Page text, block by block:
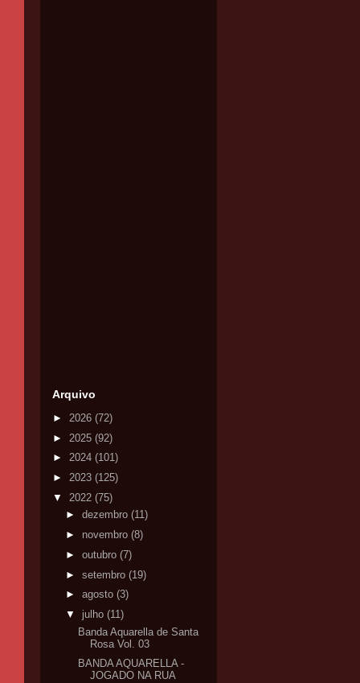
Arquivo
► 2026 (72)
► 2025 (92)
► 2024 (101)
► 2023 (125)
▼ 2022 (75)
► dezembro (11)
► novembro (8)
► outubro (7)
► setembro (19)
► agosto (3)
▼ julho (11)
Banda Aquarella de Santa
Rosa Vol. 03
BANDA AQUARELLA -
JOGADO NA RUA